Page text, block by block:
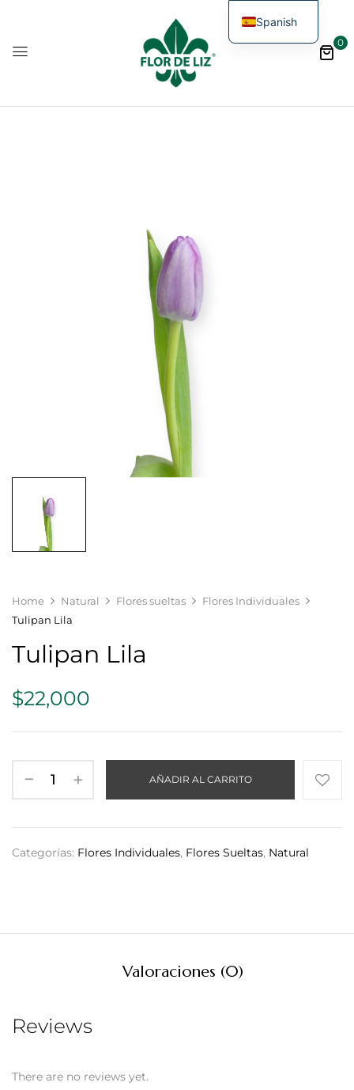
0
Home Natural Flores sueltas
Flores Individuales
Tulipan Lila
Tulipan Lila
$22,000
AÑADIR AL CARRITO
Categorías: Flores Individuales, Flores Sueltas, Natural
Valoraciones (0)
Reviews
There are no reviews yet.
Spanish